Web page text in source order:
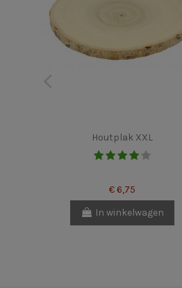
Houtplak XXL
€ 6,75
In winkelwagen